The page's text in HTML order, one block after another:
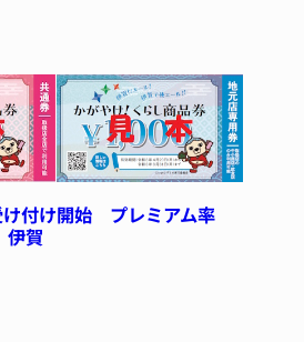
付け開始 プレミアム率
賀